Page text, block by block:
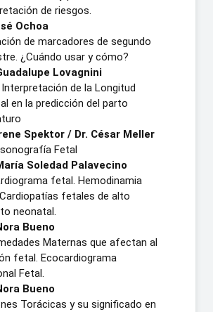
de riesgos.
Ochoa
de marcadores de segundo
¿Cuándo usar y cómo?
Lovagnini
de la Longitud
en la predicción del parto
Spektor / Dr. César Meller
Fetal
Soledad Palavecino
fetal. Hemodinamia
fetales de alto
neonatal.
Bueno
Maternas que afectan al
fetal. Ecocardiograma
Fetal.
Bueno
Torácicas y su significado en